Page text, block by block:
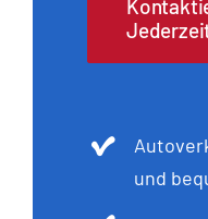
und